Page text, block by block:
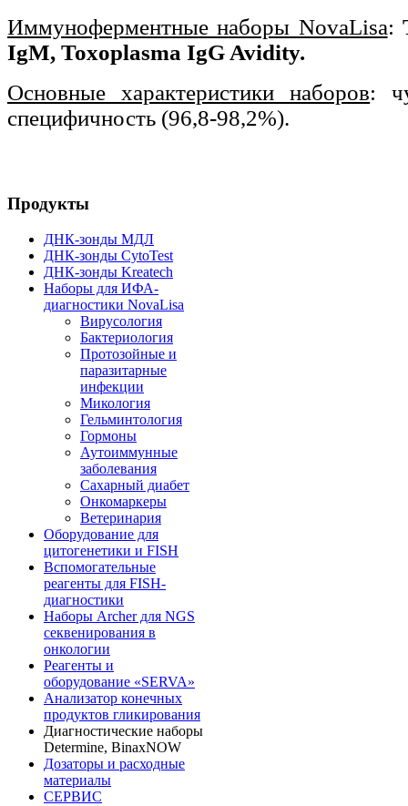
Иммуноферментные наборы NovaLisa:
IgM, Toxoplasma IgG Avidity.
Основные характеристики наборов:
специфичность (96,8-98,2%).
Продукты
ДНК-зонды МДЛ
ДНК-зонды CytoTest
ДНК-зонды Kreatech
Наборы для ИФА-
диагностики NovaLisa
Вирусология
Бактериология
Протозойные и
паразитарные
инфекции
Микология
Гельминтология
Гормоны
Аутоиммунные
заболевания
Сахарный диабет
Онкомаркеры
Ветеринария
Оборудование для
цитогенетики и FISH
Вспомогательные
реагенты для FISH-
диагностики
Наборы Archer для NGS
секвенирования в
онкологии
Реагенты и
оборудование «SERVA»
Анализатор конечных
продуктов гликирования
Диагностические наборы
Determine, BinaxNOW
Дозаторы и расходные
материалы
СЕРВИС